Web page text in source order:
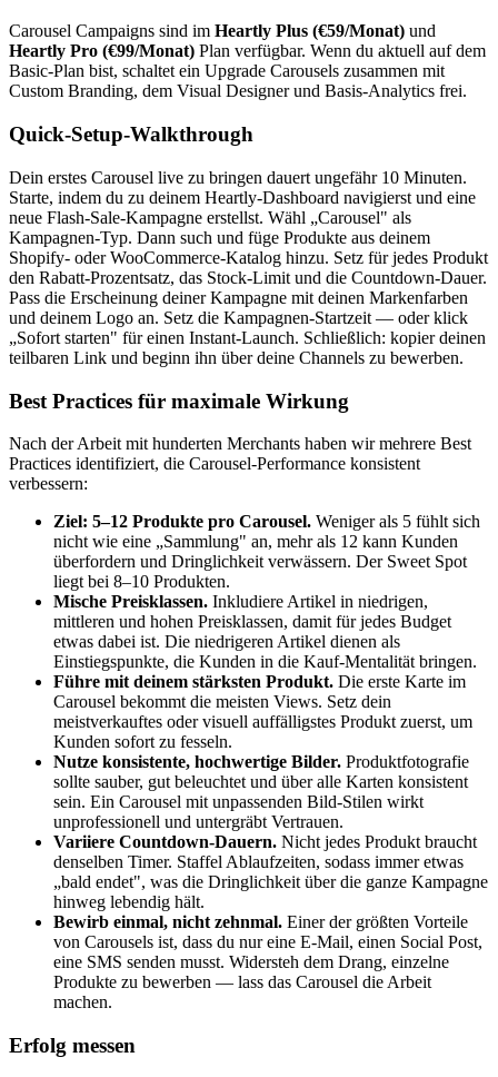
Carousel Campaigns sind im Heartly Plus (€59/Monat) und
Heartly Pro (€99/Monat) Plan verfügbar. Wenn du aktuell auf dem
Basic-Plan bist, schaltet ein Upgrade Carousels zusammen mit
Custom Branding, dem Visual Designer und Basis-Analytics frei.
Quick-Setup-Walkthrough
Dein erstes Carousel live zu bringen dauert ungefähr 10 Minuten.
Starte, indem du zu deinem Heartly-Dashboard navigierst und eine
neue Flash-Sale-Kampagne erstellst. Wähl „Carousel" als
Kampagnen-Typ. Dann such und füge Produkte aus deinem
Shopify- oder WooCommerce-Katalog hinzu. Setz für jedes Produkt
den Rabatt-Prozentsatz, das Stock-Limit und die Countdown-Dauer.
Pass die Erscheinung deiner Kampagne mit deinen Markenfarben
und deinem Logo an. Setz die Kampagnen-Startzeit — oder klick
„Sofort starten" für einen Instant-Launch. Schließlich: kopier deinen
teilbaren Link und beginn ihn über deine Channels zu bewerben.
Best Practices für maximale Wirkung
Nach der Arbeit mit hunderten Merchants haben wir mehrere Best
Practices identifiziert, die Carousel-Performance konsistent
verbessern:
Ziel: 5–12 Produkte pro Carousel. Weniger als 5 fühlt sich
nicht wie eine „Sammlung" an, mehr als 12 kann Kunden
überfordern und Dringlichkeit verwässern. Der Sweet Spot
liegt bei 8–10 Produkten.
Mische Preisklassen. Inkludiere Artikel in niedrigen,
mittleren und hohen Preisklassen, damit für jedes Budget
etwas dabei ist. Die niedrigeren Artikel dienen als
Einstiegspunkte, die Kunden in die Kauf-Mentalität bringen.
Führe mit deinem stärksten Produkt. Die erste Karte im
Carousel bekommt die meisten Views. Setz dein
meistverkauftes oder visuell auffälligstes Produkt zuerst, um
Kunden sofort zu fesseln.
Nutze konsistente, hochwertige Bilder. Produktfotografie
sollte sauber, gut beleuchtet und über alle Karten konsistent
sein. Ein Carousel mit unpassenden Bild-Stilen wirkt
unprofessionell und untergräbt Vertrauen.
Variiere Countdown-Dauern. Nicht jedes Produkt braucht
denselben Timer. Staffel Ablaufzeiten, sodass immer etwas
„bald endet", was die Dringlichkeit über die ganze Kampagne
hinweg lebendig hält.
Bewirb einmal, nicht zehnmal. Einer der größten Vorteile
von Carousels ist, dass du nur eine E-Mail, einen Social Post,
eine SMS senden musst. Widersteh dem Drang, einzelne
Produkte zu bewerben — lass das Carousel die Arbeit
machen.
Erfolg messen